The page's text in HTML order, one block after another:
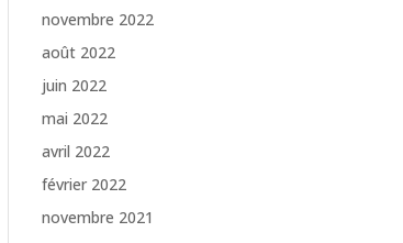
novembre 2022
août 2022
juin 2022
mai 2022
avril 2022
février 2022
novembre 2021